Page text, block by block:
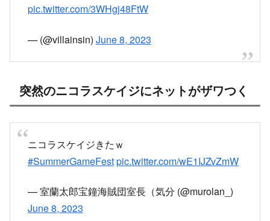
pic.twitter.com/3WHgj48FtW
— (@villainsin) June 8, 2023
突然のニコラスケイジにネットがザワつく
ニコラスケイジきたｗ
#SummerGameFestpic.twitter.com/wE1IJZvZmW
— 室蘭太郎宝鐘海賊団室長（気分 (@murolan_)
June 8, 2023